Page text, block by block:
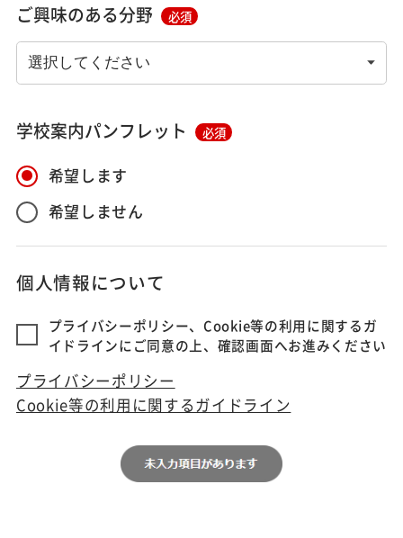
ご興味のある分野 必須
学校案内パンフレット 必須
希望します
希望しません
個人情報について
プライバシーポリシー、Cookie等の利用に関するガ
イドラインにご同意の上、確認画面へお進みください
プライバシーポリシー
Cookie等の利用に関するガイドライン